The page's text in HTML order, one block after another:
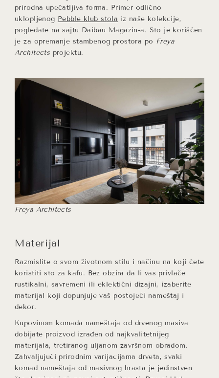
prirodna upečatljiva forma. Primer odlično
uklopljenog Pebble klub stola iz naše kolekcije,
pogledate na sajtu Daibau Magazin-a. Sto je korišćen
je za opremanje stambenog prostora po Freya
Architects projektu.
Freya Architects
Materijal
Razmislite o svom životnom stilu i načinu na koji ćete
koristiti sto za kafu. Bez obzira da li vas privlače
rustikalni, savremeni ili eklektični dizajni, izaberite
materijal koji dopunjuje vaš postojeći nameštaj i
dekor.
Kupovinom komada nameštaja od drvenog masiva
dobijate proizvod izrađen od najkvalitetnijeg
materijala, tretiranog uljanom završnom obradom.
Zahvaljujući prirodnim varijacijama drveta, svaki
komad nameštaja od masivnog hrasta je jedinstven